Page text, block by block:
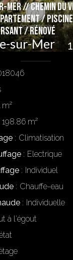
MER // Chemin
/
/ Rénové
sur-Mer
m²
198.86 m²
Climatisation
Electrique
Individuel
Chauffe-eau
Individuelle
à l'égout